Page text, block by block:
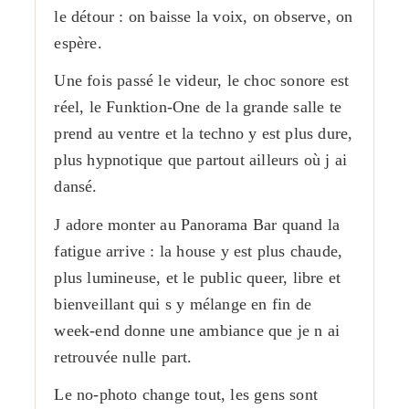
le détour : on baisse la voix, on observe, on
espère.
Une fois passé le videur, le choc sonore est
réel, le Funktion-One de la grande salle te
prend au ventre et la techno y est plus dure,
plus hypnotique que partout ailleurs où j ai
dansé.
J adore monter au Panorama Bar quand la
fatigue arrive : la house y est plus chaude,
plus lumineuse, et le public queer, libre et
bienveillant qui s y mélange en fin de
week-end donne une ambiance que je n ai
retrouvée nulle part.
Le no-photo change tout, les gens sont